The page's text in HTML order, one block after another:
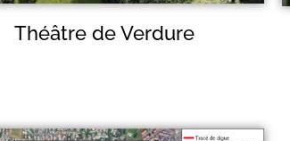
Théâtre de Verdure